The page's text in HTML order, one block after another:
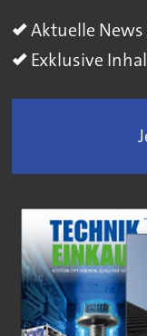
Aktuelle
Exklusive